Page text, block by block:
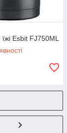
Esbit FJ750ML